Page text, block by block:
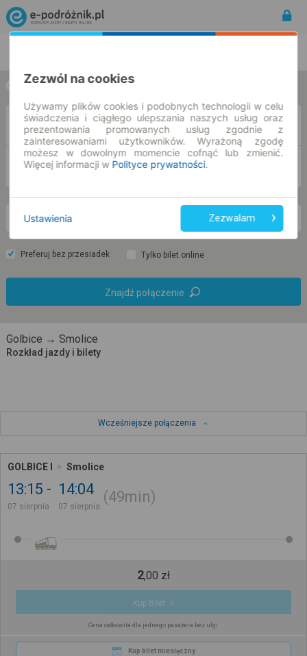
Z
DO
pt. 7 sie.
Preferuj bez przesiadek Tylko bilet online
Znajdź połączenie
Golbice → Smolice
Rozkład jazdy i bilety
Wcześniejsze połączenia
GOLBICE I Smolice
13:15
07 sierpnia
14:04
07 sierpnia
49min
2,00 zł
Kup Bilet
Cena całkowita dla jednego pasażera bez ulgi
Kup bilet miesięczny
Zezwól na cookies
Używamy plików cookies i podobnych technologii w celu
świadczenia i ciągłego ulepszania naszych usług oraz
prezentowania promowanych usług zgodnie z
zainteresowaniami użytkowników. Wyrażoną zgodę
możesz w dowolnym momencie cofnąć lub zmienić.
Więcej informacji w Polityce prywatności.
Ustawienia Zezwalam